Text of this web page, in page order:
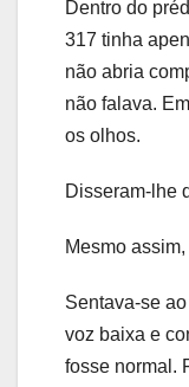
Dentro do
317 tinha
não abria
não falava.
os olhos.
Disseram-lhe
Mesmo
Sentava-se
voz baixa e
fosse normal.